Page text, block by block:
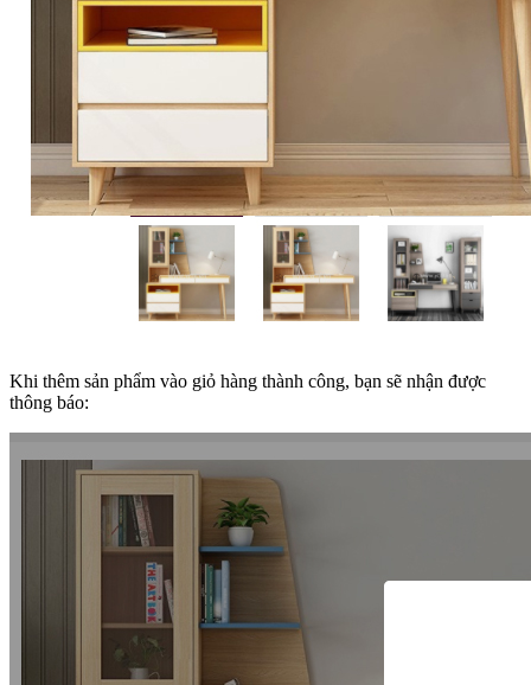
Khi thêm sản phẩm vào giỏ hàng thành công, bạn sẽ nhận được
thông báo: